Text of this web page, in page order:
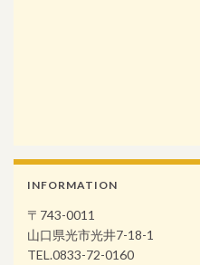
INFORMATION
〒743-0011
山口県光市光井7-18-1
TEL.0833-72-0160